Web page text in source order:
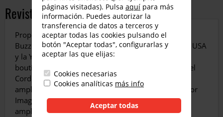
Revista número 65
Proponemos entrevistas con Steve Diggle de The
Buzzcocks y David García. Reviews de la Guild F-55 USA
y la Yamaha LS TA Transacoustic. Una eléctrica de
boutique la Thorn Artisan y un ukelele tenor como el
Cordoba T32 son los instrumentos analizados. El
amplificador Koch Jupiter 45 y el pedal Fender Mirror
Image Delay complementan los apartados en
amplificación y pedales.
páginas visitadas). Pulsa aquí para más
información. Puedes autorizar la
transferencia de datos a terceros y
aceptar todas las cookies pulsando el
botón "Aceptar todas", configurarlas y
aceptar las que elijas:
Cookies necesarias
Cookies analíticas más info
Aceptar todas